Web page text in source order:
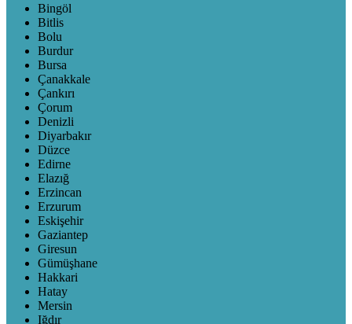
Bingöl
Bitlis
Bolu
Burdur
Bursa
Çanakkale
Çankırı
Çorum
Denizli
Diyarbakır
Düzce
Edirne
Elazığ
Erzincan
Erzurum
Eskişehir
Gaziantep
Giresun
Gümüşhane
Hakkari
Hatay
Mersin
Iğdır